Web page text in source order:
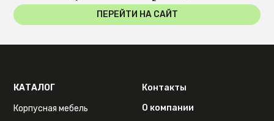
ПЕРЕЙТИ НА САЙТ
КАТАЛОГ
Корпусная мебель
Контакты
О компании